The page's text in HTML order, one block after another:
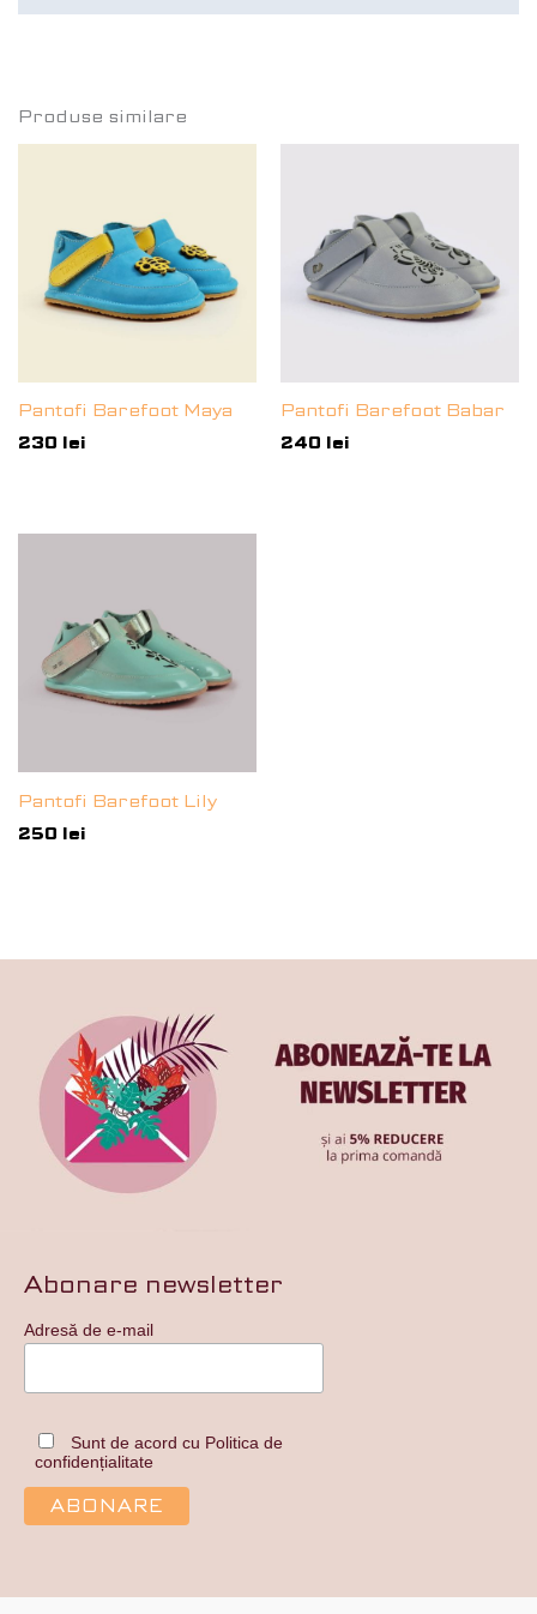
Produse similare
Pantofi Barefoot Maya
230 lei
Pantofi Barefoot Babar
240 lei
Pantofi Barefoot Lily
250 lei
Abonare newsletter
Adresă de e-mail
Sunt de acord cu Politica de
confidențialitate